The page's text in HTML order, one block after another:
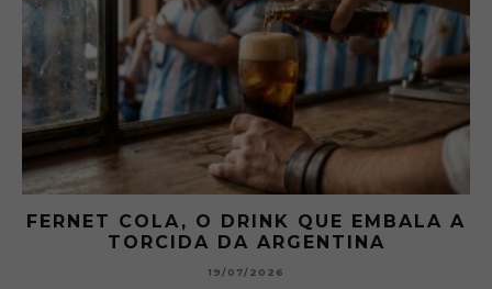
FERNET COLA, O DRINK QUE EMBALA A
TORCIDA DA ARGENTINA
19/07/2026